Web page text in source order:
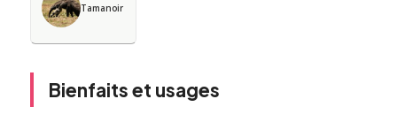
Tamanoir
Bienfaits et usages